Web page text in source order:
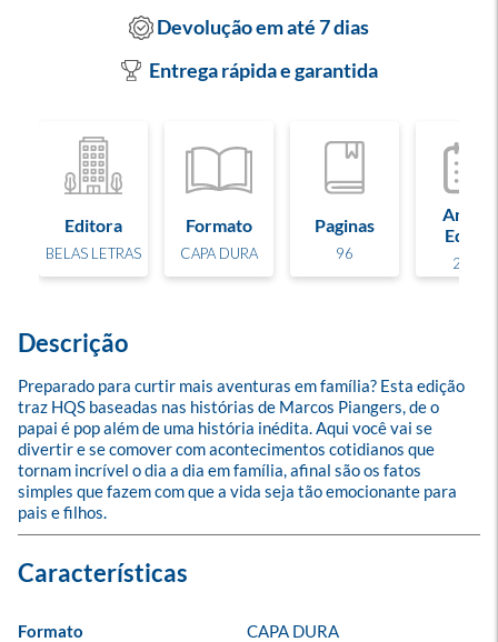
Devolução em até 7 dias
Entrega rápida e garantida
Editora
BELAS LETRAS
Formato
CAPA DURA
Paginas
96
Ano de
Edição
2017
Descrição
Preparado para curtir mais aventuras em família? Esta edição
traz HQS baseadas nas histórias de Marcos Piangers, de o
papai é pop além de uma história inédita. Aqui você vai se
divertir e se comover com acontecimentos cotidianos que
tornam incrível o dia a dia em família, afinal são os fatos
simples que fazem com que a vida seja tão emocionante para
pais e filhos.
Formato
CAPA DURA